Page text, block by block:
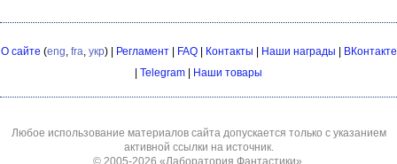
О сайте (eng fra укр) | Регламент| FAQ| Контакты | Наши награды | ВКонтакте
| Telegram | Наши товары
Любое использование материалов сайта допускается только с указанием
активной ссылки на источник.
© 2005-2026 «Лаборатория Фантастики»